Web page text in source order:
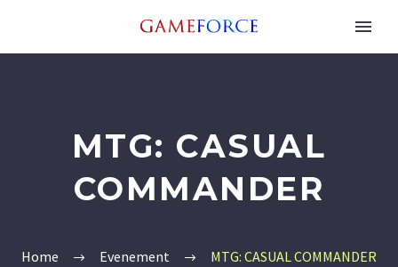
MTG: CASUAL
COMMANDER
Home Evenement MTG: CASUAL COMMANDER